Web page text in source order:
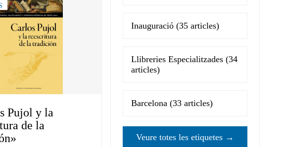
Pujol y la
de la
Inauguració (35 articles)
Llibreries Especialitzades (34
articles)
Barcelona (33 articles)
Veure totes les etiquetes →